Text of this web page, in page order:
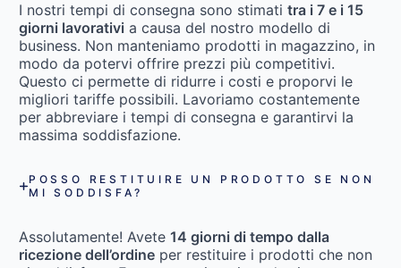
I nostri tempi di consegna sono stimati tra i 7 e i 15
giorni lavorativi a causa del nostro modello di
business. Non manteniamo prodotti in magazzino, in
modo da potervi offrire prezzi più competitivi.
Questo ci permette di ridurre i costi e proporvi le
migliori tariffe possibili. Lavoriamo costantemente
per abbreviare i tempi di consegna e garantirvi la
massima soddisfazione.
POSSO RESTITUIRE UN PRODOTTO SE NON
MI SODDISFA?
Assolutamente! Avete 14 giorni di tempo dalla
ricezione dell’ordine per restituire i prodotti che non